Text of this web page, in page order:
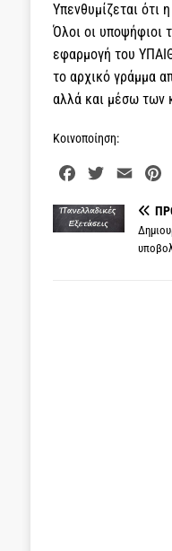
Υπενθυμίζεται ότι
Όλοι οι υποψήφιοι
εφαρμογή του
το αρχικό γράμμα
αλλά και μέσω των
Κοινοποίηση:
c
e
i
t
a
i
n
t